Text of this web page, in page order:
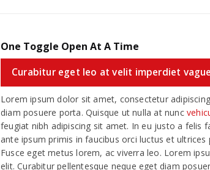
One Toggle Open At A Time
Curabitur eget leo at velit imperdiet
Lorem ipsum dolor sit amet, consectetur
diam posuere porta. Quisque ut nulla at nunc
feugiat nibh adipiscing sit amet. In eu justo a felis
ante ipsum primis in faucibus orci luctus et ultrices
Fusce eget metus lorem, ac viverra leo. Lorem
elit. Curabitur pellentesque neque eget diam